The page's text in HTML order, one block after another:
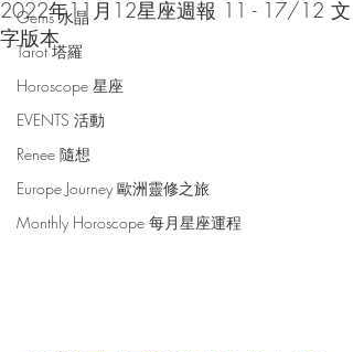
Gems 水晶
Tarot 塔羅
Horoscope 星座
EVENTS 活動
Renee 隨想
Europe Journey 歐洲靈修之旅
Monthly Horoscope 每月星座運程
2022年11月12星座週報 11 - 17/12 文
字版本